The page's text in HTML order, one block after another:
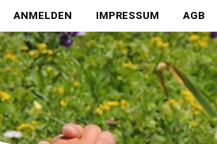
ANMELDEN IMPRESSUM AGB